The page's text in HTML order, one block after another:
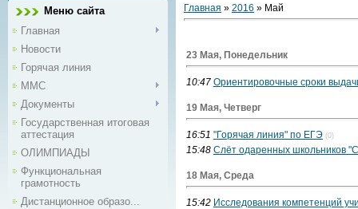
Меню сайта
Главная
Новости
Горячая линия
ММС
Документы
Государственная итоговая
аттестация
ОЛИМПИАДЫ
Функциональная
грамотность
Дистанционное образо...
Главная » 2016 » Май
23 Мая, Понедельник
10:47 Ориентировочные сроки
19 Мая, Четверг
16:51 "Горячая линия" по ЕГЭ (0)
15:48 Слёт одаренных школьников
18 Мая, Среда
15:42 Исследования компетенций